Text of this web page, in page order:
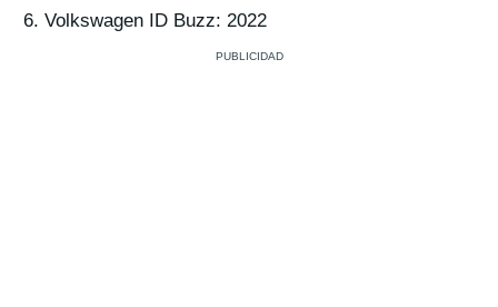
Volkswagen ID Buzz: 2022